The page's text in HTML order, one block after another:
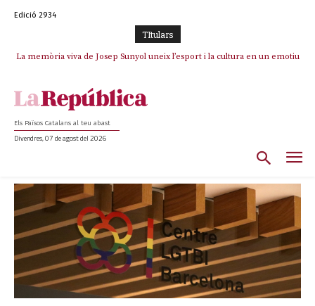
Edició 2934
TItulars
La memòria viva de Josep Sunyol uneix l’esport i la cultura en un emotiu
Els Països Catalans al teu abast
Divendres, 07 de agost del 2026